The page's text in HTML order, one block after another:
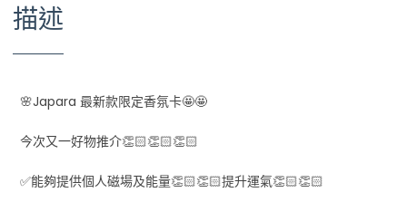
描述
🌸Japara 最新款限定香氛卡🤩🤩
今次又一好物推介👏🏻👏🏻👏🏻
✅能夠提供個人磁場及能量👏🏻👏🏻提升運氣👏🏻👏🏻